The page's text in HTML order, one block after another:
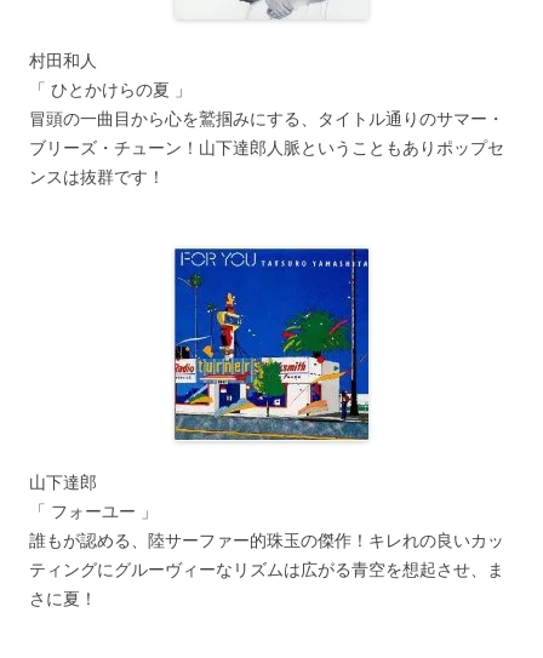
村田和人
「 ひとかけらの夏 」
冒頭の一曲目から心を鷲掴みにする、タイトル通りのサマー・
ブリーズ・チューン！山下達郎人脈ということもありポップセ
ンスは抜群です！
山下達郎
「 フォーユー 」
誰もが認める、陸サーファー的珠玉の傑作！キレれの良いカッ
ティングにグルーヴィーなリズムは広がる青空を想起させ、ま
さに夏！